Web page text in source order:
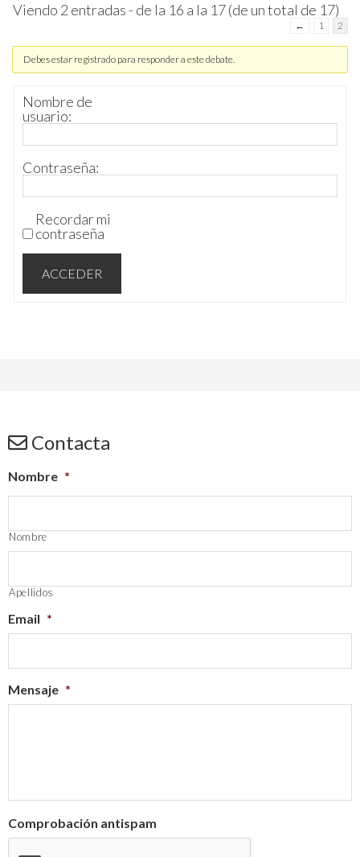
Viendo 2 entradas - de la 16 a la 17 (de un total de 17)
← 1 2
Debes estar registrado para responder a este debate.
Nombre de
usuario:
Contraseña:
Recordar mi
contraseña
ACCEDER
Contacta
Nombre *
Nombre
Apellidos
Email *
Mensaje *
Comprobación antispam